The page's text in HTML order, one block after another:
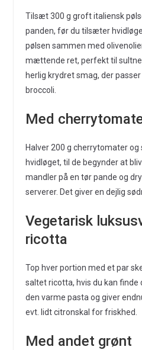
Tilsæt 300 g groft italiensk
panden, før du tilsæter
pølsen sammen med
mættende ret, perfekt til sultne
herlig krydret smag, der
broccoli.
Med
Halver 200 g cherrytomater
hvidløget, til de begynder at
mandler på en tør pande og
serverer. Det giver en dejlig
Vegetarisk
ricotta
Top hver portion med et par
saltet ricotta, hvis du kan finde
den varme pasta og giver
evt. lidt citronskal for friskhed.
Med andet grønt